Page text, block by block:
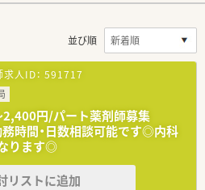
並び順
人ID： 591717
2,400円/パート薬剤師募集
時間・日数相談可能です◎内科
ります◎
リストに追加